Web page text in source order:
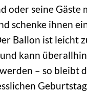
oder seine Gäste
schenke ihnen
Ballon ist leicht
kann überallhin
– so bleibt